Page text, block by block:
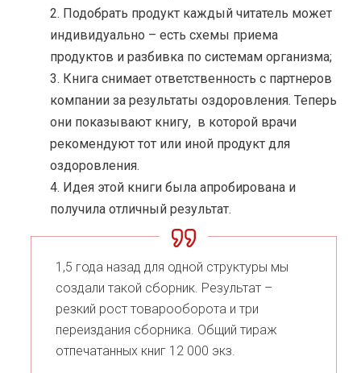
Подобрать продукт каждый читатель может
индивидуально – есть схемы приема
продуктов и разбивка по системам организма;
Книга снимает ответственность с партнеров
компании за результаты оздоровления. Теперь
они показывают книгу, в которой врачи
рекомендуют тот или иной продукт для
оздоровления.
Идея этой книги была апробирована и
получила отличный результат.
1,5 года назад для одной структуры мы
создали такой сборник. Результат –
резкий рост товарооборота и три
переиздания сборника. Общий тираж
отпечатанных книг 12 000 экз.